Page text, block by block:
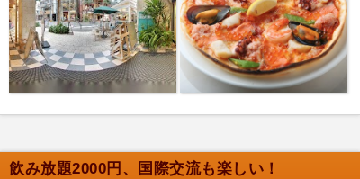
飲み放題2000円、国際交流も楽しい！